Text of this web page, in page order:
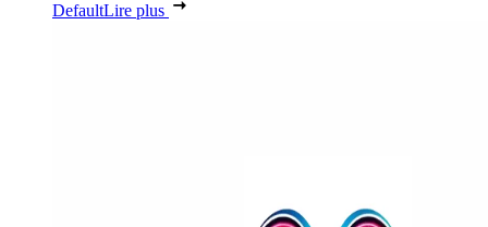
DefaultLire plus